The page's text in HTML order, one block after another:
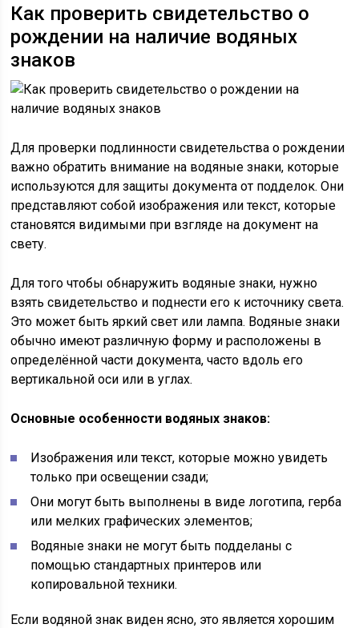
Как проверить свидетельство о
рождении на наличие водяных
знаков
Для проверки подлинности свидетельства о рождении
важно обратить внимание на водяные знаки, которые
используются для защиты документа от подделок. Они
представляют собой изображения или текст, которые
становятся видимыми при взгляде на документ на
свету.
Для того чтобы обнаружить водяные знаки, нужно
взять свидетельство и поднести его к источнику света.
Это может быть яркий свет или лампа. Водяные знаки
обычно имеют различную форму и расположены в
определённой части документа, часто вдоль его
вертикальной оси или в углах.
Основные особенности водяных знаков:
Изображения или текст, которые можно увидеть
только при освещении сзади;
Они могут быть выполнены в виде логотипа, герба
или мелких графических элементов;
Водяные знаки не могут быть подделаны с
помощью стандартных принтеров или
копировальной техники.
Если водяной знак виден ясно, это является хорошим